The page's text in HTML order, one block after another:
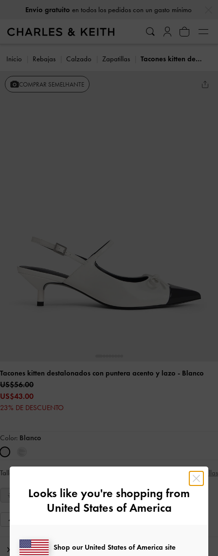
Envío gratuito en todos los pedidos con un gasto mínimo
Inicio Rebajas Calzado Zapatillas Tacones kitten destalonados con puntera acento y lazo
COMPRAR SEMELHANTE
Tacones kitten destalonados con puntera acento y lazo - Blanco
US$56.00
US$43.00
23% DE DESCUENTO
Color: Blanco
Talla: Guía de tallas
34 35 36 37 38 39 40
41
Nota del editor
Looks like you're shopping from
United States of America
Shop our United States of America site